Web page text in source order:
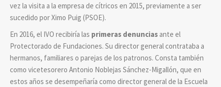
vez la visita a la empresa de cítricos en 2015, previamente a ser
sucedido por Ximo Puig (PSOE).
En 2016, el IVO recibiría las primeras denuncias ante el
Protectorado de Fundaciones. Su director general contrataba a
hermanos, familiares o parejas de los patronos. Consta también
como vicetesorero Antonio Noblejas Sánchez-Migallón, que en
estos años se desempeñaría como director general de la Escuela